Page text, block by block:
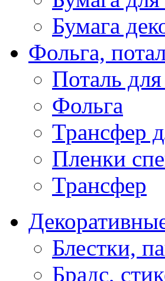
Бумага
Фольга,
Поталь
Фольга
Трансфер
Пленки
Трансфер
Блестки,
Брадс,